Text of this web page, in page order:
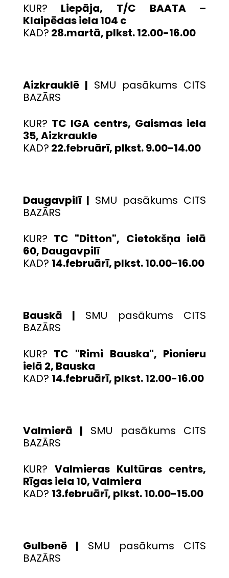
KUR?
Liepāja, T/C BAATA –
Klaipēdas iela 104 c
KAD? 28.martā, plkst. 12.00-16.00
Aizkrauklē | SMU pasākums CITS
BAZĀRS
KUR? TC IGA centrs, Gaismas iela
35, Aizkraukle
KAD? 22.februārī, plkst. 9.00-14.00
Daugavpilī | SMU pasākums CITS
BAZĀRS
KUR? TC "Ditton", Cietokšņa ielā
60, Daugavpilī
KAD? 14.februārī, plkst. 10.00-16.00
Bauskā | SMU pasākums CITS
BAZĀRS
KUR? TC "Rimi Bauska", Pionieru
ielā 2, Bauska
KAD? 14.februārī, plkst. 12.00-16.00
Valmierā | SMU pasākums CITS
BAZĀRS
KUR? Valmieras Kultūras centrs,
Rīgas iela 10, Valmiera
KAD? 13.februārī, plkst. 10.00-15.00
Gulbenē | SMU pasākums CITS
BAZĀRS